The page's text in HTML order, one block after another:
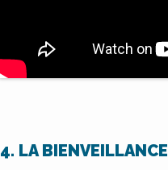
4. LA BIENVEILLANCE